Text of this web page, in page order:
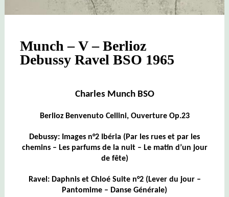
Munch – V – Berlioz
Debussy Ravel BSO 1965
Charles Munch BSO
Berlioz Benvenuto Cellini, Ouverture Op.23
Debussy: Images n°2 Ibéria (Par les rues et par les
chemins – Les parfums de la nuit – Le matin d’un jour
de fête)
Ravel: Daphnis et Chloé Suite n°2 (Lever du jour –
Pantomime – Danse Générale)